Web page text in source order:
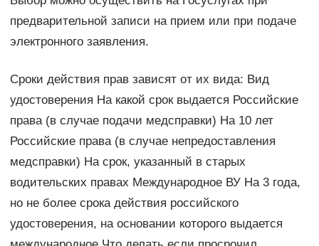
предварительной записи на прием или при подаче
электронного заявления.
Сроки действия прав зависят от их вида: Вид
удостоверения На какой срок выдается Российские
права (в случае подачи медсправки) На 10 лет
Российские права (в случае непредоставления
медсправки) На срок, указанный в старых
водительских правах Международное ВУ На 3 года,
но не более срока действия российского
удостоверения, на основании которого выдается